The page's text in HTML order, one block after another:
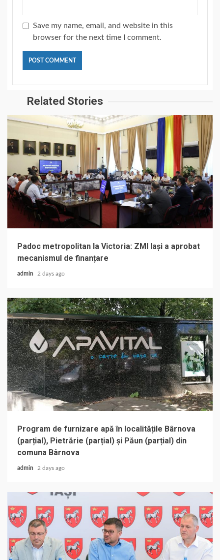
Save my name, email, and website in this
browser for the next time I comment.
Related Stories
Padoc metropolitan la Victoria: ZMI Iași a aprobat
mecanismul de finanțare
admin 2 days ago
Program de furnizare apă în localitățile Bârnova
(parțial), Pietrărie (parțial) și Păun (parțial) din
comuna Bârnova
admin 2 days ago